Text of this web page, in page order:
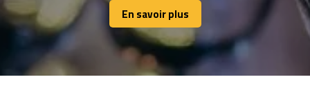
En savoir plus
En savoir plus